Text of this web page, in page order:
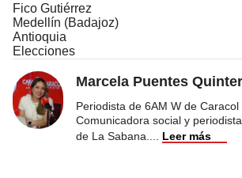
Fico Gutiérrez
Medellín (Badajoz)
Antioquia
Elecciones
Marcela Puentes
Periodista de 6AM W de Caracol
Comunicadora social y
de La Sabana.
Leer más